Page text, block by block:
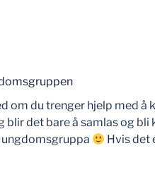
om du trenger hjelp med å
blir det bare å samlas og
Hvis det